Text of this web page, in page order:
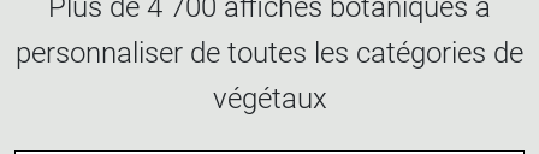
personnaliser de toutes les catégories de
végétaux